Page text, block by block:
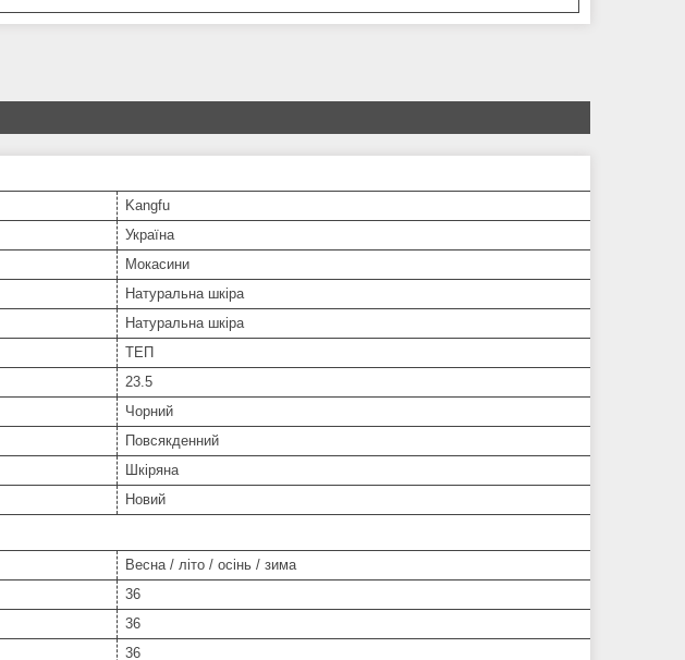
Kangfu
Україна
Мокасини
Натуральна шкіра
Натуральна шкіра
ТЕП
23.5
Чорний
Повсякденний
Шкіряна
Новий
Весна / літо / осінь / зима
36
36
36